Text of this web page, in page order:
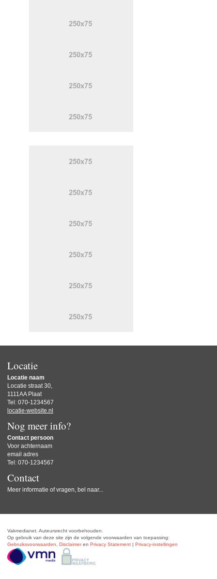
Locatie
Locatie naam
Locatie straat 30,
1111AA Plaat
Tel: 070-1234567
locatie-website.nl
Nog meer info?
Contact persoon
Voor achternaam
email adres
Tel: 070-1234567
Contact
Meer informatie of vragen, bel naar...
Vakmedianet. Auteursrecht voorbehouden.
Op gebruik van deze site zijn de volgende voorwaarden van toepassing:
Gebruiksvoorwaarden
Disclaimeren Privacy Statement | Privacy-instellingen